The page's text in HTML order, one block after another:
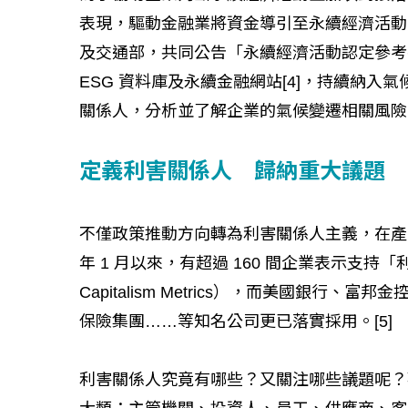
表現，驅動金融業將資金導引至永續經濟活
及交通部，共同公告「永續經濟活動認定參
ESG 資料庫及永續金融網站[4]，持續納入
關係人，分析並了解企業的氣候變遷相關風
定義利害關係人 歸納重大議題
不僅政策推動方向轉為利害關係人主義，在
年 1 月以來，有超過 160 間企業表示支持「
Capitalism Metrics），而美國銀行、富邦金
保險集團……等知名公司更已落實採用。[5]
利害關係人究竟有哪些？又關注哪些議題呢